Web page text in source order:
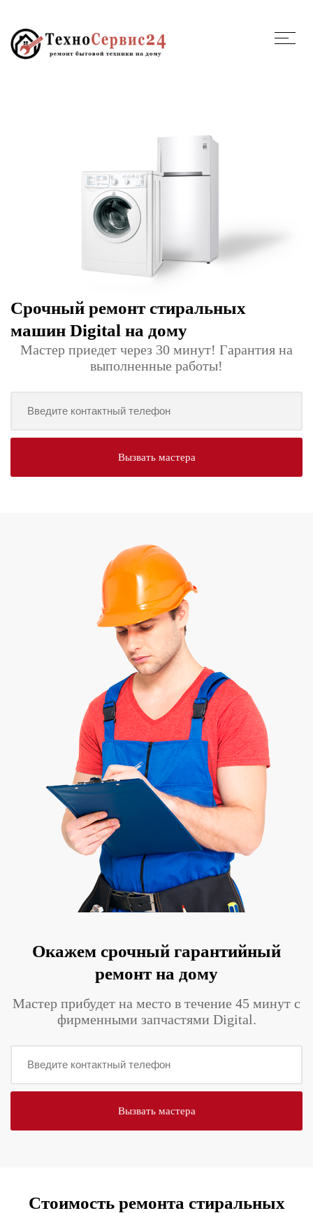
Срочный ремонт стиральных
машин Digital на дому
Мастер приедет через 30 минут! Гарантия на
Окажем срочный гарантийный
ремонт на дому
Мастер прибудет на место в течение 45 минут с
фирменными запчастями Digital.
Стоимость ремонта стиральных